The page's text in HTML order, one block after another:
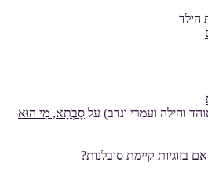
הילד
והילה ועמרי ונדב) על סָבְתָא, מִי הוּא
בזוגיות קיימת סובלנות?